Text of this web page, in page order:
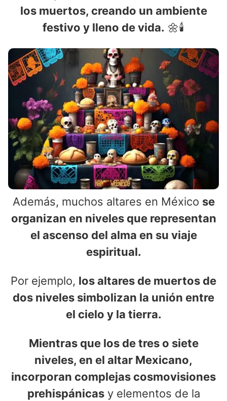
los muertos, creando un ambiente
festivo y lleno de vida. 🌼🕯️
Además, muchos altares en México se
organizan en niveles que representan
el ascenso del alma en su viaje
espiritual.
Por ejemplo, los altares de muertos de
dos niveles simbolizan la unión entre
el cielo y la tierra.
Mientras que los de tres o siete
niveles, en el altar Mexicano,
incorporan complejas cosmovisiones
prehispánicasy elementos de la